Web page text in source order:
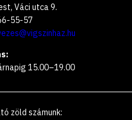
Váci utca 9.
55-57
15.00–19.00
zöld számunk: